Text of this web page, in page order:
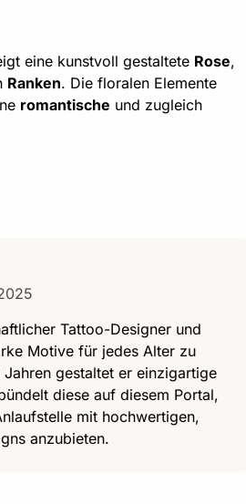
eine kunstvoll gestaltete Rose,
Ranken. Die floralen Elemente
romantische und zugleich
Tattoo-Designer und
Motive für jedes Alter zu
gestaltet er einzigartige
diese auf diesem Portal,
mit hochwertigen,
anzubieten.